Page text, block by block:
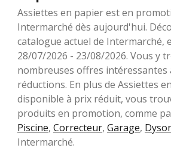
Assiettes en papier est en
Intermarché dès aujourd'hui.
catalogue actuel de Intermarché,
28/07/2026 - 23/08/2026. Vous y
nombreuses offres intéressantes
réductions. En plus de Assiettes
disponible à prix réduit, vous
produits en promotion, comme
Piscine, Correcteur, Garage,
Intermarché.